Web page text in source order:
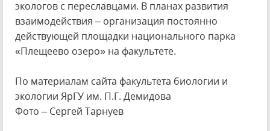
экологов с переславцами. В планах развития
взаимодействия – организация постоянно
действующей площадки национального парка
«Плещеево озеро» на факультете.
По материалам сайта факультета биологии и
экологии ЯрГУ им. П.Г. Демидова
Фото – Сергей Тарнуев